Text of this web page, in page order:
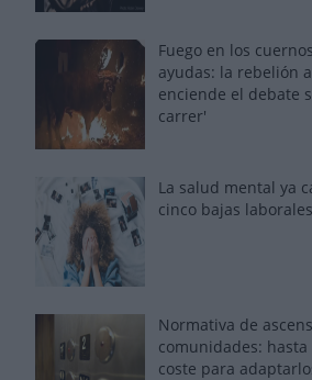
Fuego en los
ayudas: la rebelión
enciende el debate
carrer'
La salud mental ya
cinco bajas laborales
Normativa de
comunidades: hasta
coste para